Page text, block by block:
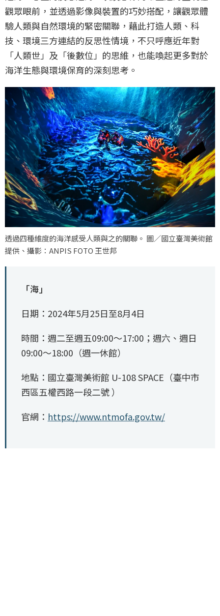
觀眾眼前，並透過影像與裝置的巧妙搭配，讓觀眾體
驗人類與自然環境的緊密關聯，藉此打造人類、科
技、環境三方連結的反思性情境，不只呼應近年對
「人類世」及「後數位」的思維，也能喚起更多對於
海洋生態與環境保育的深刻思考。
透過四種維度的海洋感受人類與之的關聯。 圖／國立臺灣美術館
提供、攝影：ANPIS FOTO 王世邦
「海」
日期：2024年5月25日至8月4日
時間：週二至週五09:00～17:00；週六、週日
09:00～18:00（週一休館）
地點：國立臺灣美術館 U-108 SPACE（臺中市
西區五權西路一段二號 ）
官網： https://www.ntmofa.gov.tw/